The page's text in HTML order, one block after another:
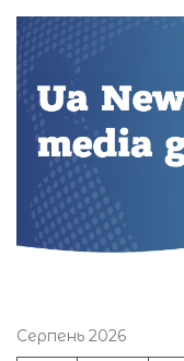
Серпень 2026